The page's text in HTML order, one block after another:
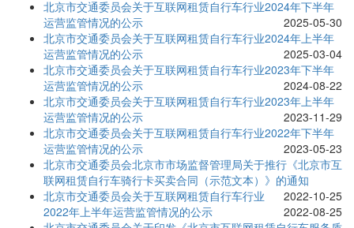
北京市交通委员会关于互联网租赁自行车行业2024年下半年
运营监管情况的公示
2025-05-30
北京市交通委员会关于互联网租赁自行车行业2024年上半年
运营监管情况的公示
2025-03-04
北京市交通委员会关于互联网租赁自行车行业2023年下半年
运营监管情况的公示
2024-08-22
北京市交通委员会关于互联网租赁自行车行业2023年上半年
运营监管情况的公示
2023-11-29
北京市交通委员会关于互联网租赁自行车行业2022年下半年
运营监管情况的公示
2023-05-23
北京市交通委员会北京市市场监督管理局关于推行《北京市互
联网租赁自行车骑行卡买卖合同（示范文本）》的通知
2022-10-25
北京市交通委员会关于互联网租赁自行车行业
2022年上半年运营监管情况的公示
2022-08-25